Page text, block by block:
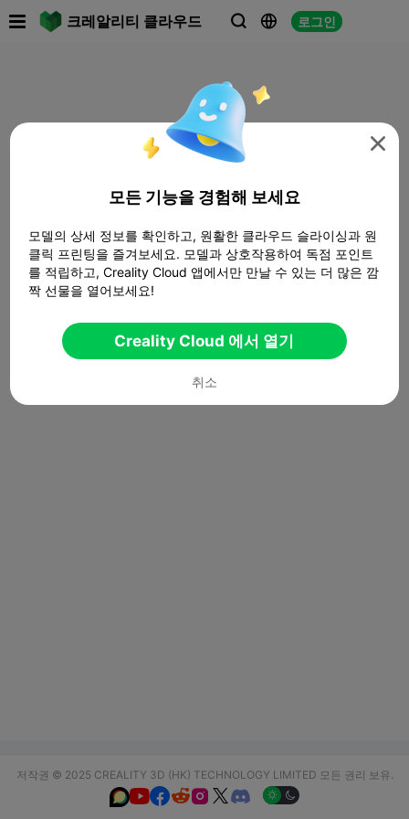
크레알리티 클라우드   로그인
저작권 © 2025 CREALITY 3D (HK) TECHNOLOGY LIMITED 모든 권리 보유.
  

모든 기능을 경험해 보세요
모델의 상세 정보를 확인하고, 원활한 클라우드 슬라이싱과 원
클릭 프린팅을 즐겨보세요. 모델과 상호작용하여 독점 포인트
를 적립하고, Creality Cloud 앱에서만 만날 수 있는 더 많은 깜
짝 선물을 열어보세요!
Creality Cloud 에서 열기
취소